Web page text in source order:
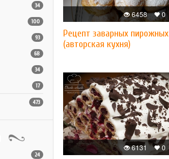
34
100
93
68
34
17
473
24
0
6458
Рецепт заварных пирожных
(авторская кухня)
0
6131